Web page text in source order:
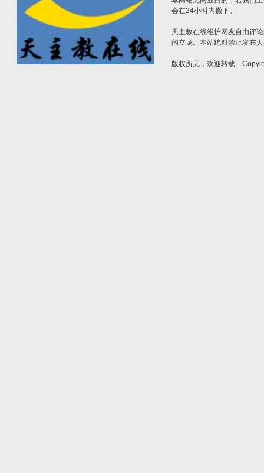
会在24小时内撤下。
天主教在线维护网友自由评
的立场。本站绝对禁止发布
版权所无，欢迎转载。